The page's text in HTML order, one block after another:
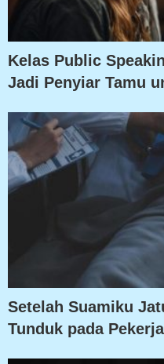
Kelas Public
Jadi Penyiar Tamu
Setelah Suamiku
Tunduk pada